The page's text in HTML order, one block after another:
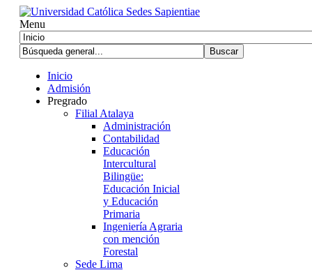
Menu
Inicio
Admisión
Pregrado
Filial Atalaya
Administración
Contabilidad
Educación
Intercultural
Bilingüe:
Educación Inicial
y Educación
Primaria
Ingeniería Agraria
con mención
Forestal
Sede Lima